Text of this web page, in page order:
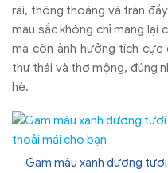
rãi, thông thoáng và tràn
màu sắc không chỉ mang lại
mà còn ảnh hưởng tích
thư thái và thơ mộng, đúng
hè.
Gam màu xanh dương